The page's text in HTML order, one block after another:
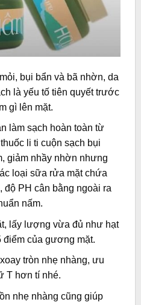
bụi bẩn và bã nhờn, da
là yếu tố tiên quyết trước
gì lên mặt.
làm sạch hoàn toàn từ
li ti cuộn sạch bụi
giảm nhầy nhờn nhưng
loại sữa rửa mặt chứa
độ PH cân bằng ngoài ra
nấm.
lấy lượng vừa đủ như hạt
điểm của gương mặt.
tròn nhẹ nhàng, ưu
T hơn tí nhé.
nhẹ nhàng cũng giúp